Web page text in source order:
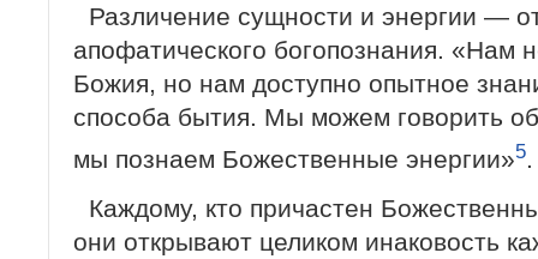
Различение сущности и энергии —
апофатического богопознания. «Нам
Божия, но нам доступно опытное
способа бытия. Мы можем говорить об
мы познаем Божественные энергии»5
Каждому, кто причастен
они открывают целиком инаковость